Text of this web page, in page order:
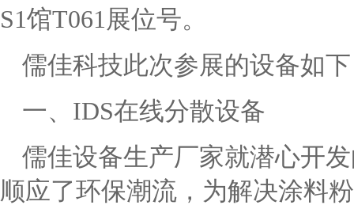
S1馆T061展位号。
儒佳科技此次参展的设备如
一、IDS在线分散设备
儒佳设备生产厂家就潜心开
顺应了环保潮流，为解决涂料